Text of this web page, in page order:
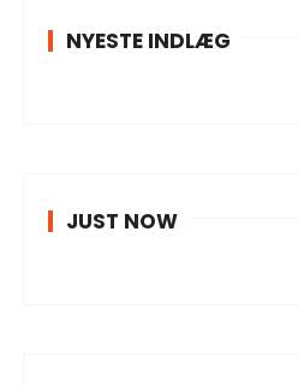
NYESTE INDLÆG
JUST NOW